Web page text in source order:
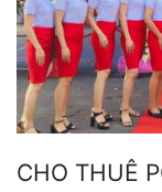
CHO THUÊ